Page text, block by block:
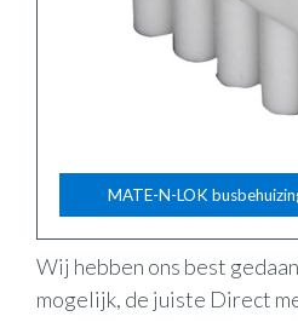
MATE-N-LOK
Wij hebben ons best
mogelijk, de juiste Direct